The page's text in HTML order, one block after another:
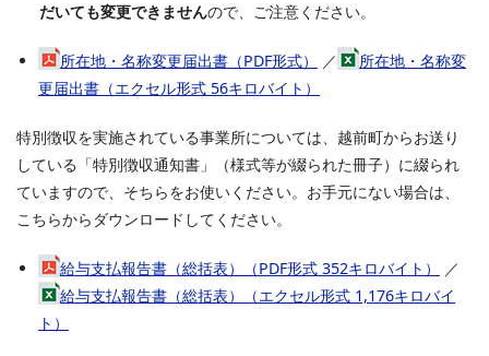
だいても変更できませんので、ご注意ください。
所在地・名称変更届出書（PDF形式） ／
所在地・名称変
更届出書（エクセル形式 56キロバイト）
特別徴収を実施されている事業所については、越前町からお送り
している「特別徴収通知書」（様式等が綴られた冊子）に綴られ
ていますので、そちらをお使いください。お手元にない場合は、
こちらからダウンロードしてください。
給与支払報告書（総括表）（PDF形式 352キロバイト）
／
給与支払報告書（総括表）（エクセル形式 1,176キロバイ
ト）